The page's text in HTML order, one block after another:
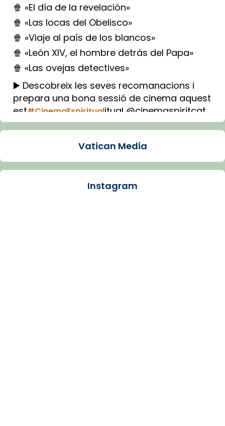
🍿 «El día de la revelación»
🍿 «Las locas del Obelisco»
🍿 «Viaje al país de los blancos»
🍿 «León XIV, el hombre detrás del Papa»
🍿 «Las ovejas detectives»
▶️ Descobreix les seves recomanacions i
prepara una bona sessió de cinema aquest
est#CinemaEspiritualitual @cinemaspiritcat
Imatge: Generada amb IA (OpenAI)
Arquebisbat de Barcelona
Vatican Media
Instagram